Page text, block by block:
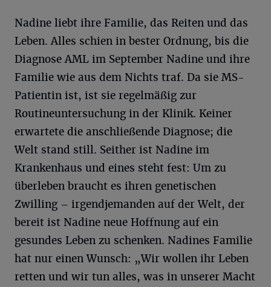
Nadine liebt ihre Familie, das Reiten und das
Leben. Alles schien in bester Ordnung, bis die
Diagnose AML im September Nadine und ihre
Familie wie aus dem Nichts traf. Da sie MS-
Patientin ist, ist sie regelmäßig zur
Routineuntersuchung in der Klinik. Keiner
erwartete die anschließende Diagnose; die
Welt stand still. Seither ist Nadine im
Krankenhaus und eines steht fest: Um zu
überleben braucht es ihren genetischen
Zwilling – irgendjemanden auf der Welt, der
bereit ist Nadine neue Hoffnung auf ein
gesundes Leben zu schenken. Nadines Familie
hat nur einen Wunsch: „Wir wollen ihr Leben
retten und wir tun alles, was in unserer Macht